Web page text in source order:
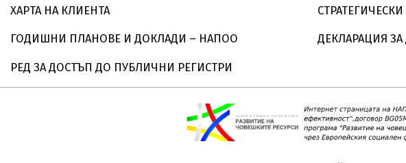
ХАРТА НА КЛИЕНТА
ГОДИШНИ ПЛАНОВЕ И ДОКЛАДИ – НАПОО
РЕД ЗА ДОСТЪП ДО ПУБЛИЧНИ РЕГИСТРИ
ДЕКЛАРАЦИЯ